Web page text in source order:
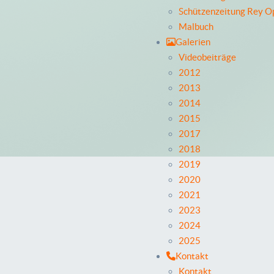
Schützenzeitung Rey
Malbuch
Galerien
Videobeiträge
2012
2013
2014
2015
2017
2018
2019
2020
2021
2023
2024
2025
Kontakt
Kontakt